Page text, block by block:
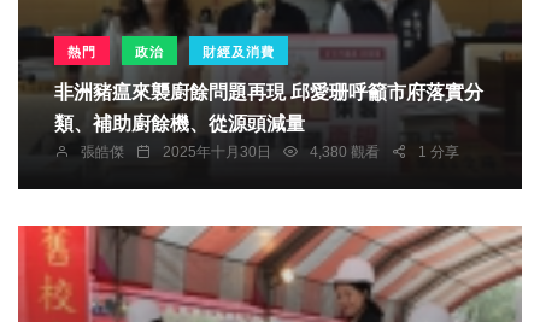
熱門 政治 財經及消費
非洲豬瘟來襲廚餘問題再現 邱愛珊呼籲市府落實分
類、補助廚餘機、從源頭減量
張皓傑 2025年十月30日 4,380 觀看 1 分享